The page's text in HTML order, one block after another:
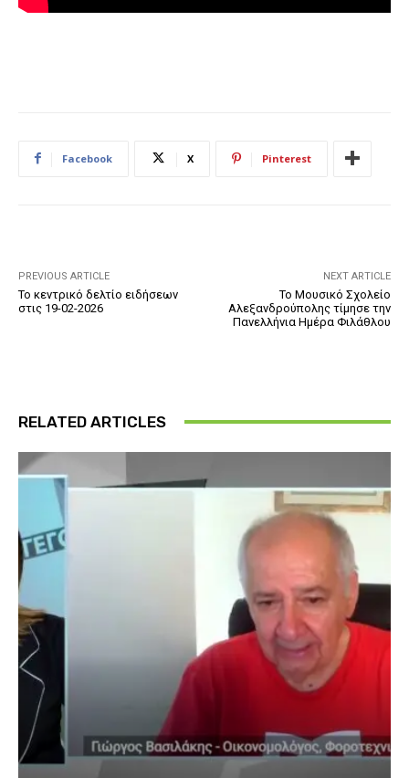
Facebook X Pinterest
PREVIOUS ARTICLE
Το κεντρικό δελτίο ειδήσεων
στις 19-02-2026
NEXT ARTICLE
Το Μουσικό Σχολείο
Αλεξανδρούπολης τίμησε την
Πανελλήνια Ημέρα Φιλάθλου
RELATED ARTICLES